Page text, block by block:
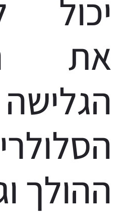
יכול
את
הגלישה
ההולך